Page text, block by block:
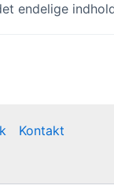
endelige
Kontakt